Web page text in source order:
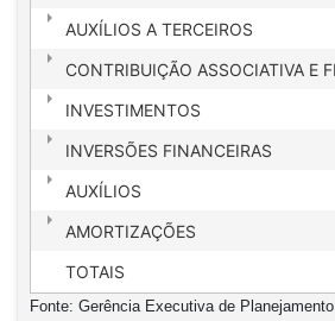
AUXÍLIOS A TERCEIROS
CONTRIBUIÇÃO ASSOCIATIVA E
INVESTIMENTOS
INVERSÕES FINANCEIRAS
AUXÍLIOS
AMORTIZAÇÕES
TOTAIS
Fonte: Gerência Executiva de